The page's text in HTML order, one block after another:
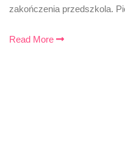
zakończenia przedszkola.
Read More